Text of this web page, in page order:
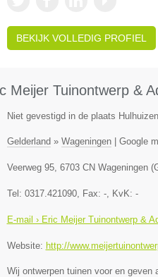
BEKIJK VOLLEDIG PROFIEL
Meijer Tuinontwerp &
Niet gevestigd in de plaats
Gelderland » Wageningen| Google
Veerweg 95, 6703 CN Wageningen(
Tel: 0317.421090, Fax: -, KvK: -
E-mail › Eric Meijer Tuinontwerp &
Website: http://
Wij ontwerpen tuinen voor en geven